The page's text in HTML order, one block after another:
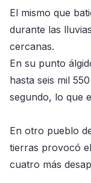
El mismo que
durante las
cercanas.
En su punto
hasta seis mil
segundo, lo que
En otro pueblo
tierras provocó
cuatro más